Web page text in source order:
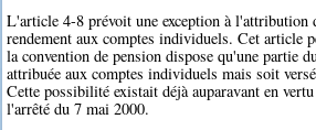
L'article 4-8 prévoit une exception à l'attribution
rendement aux comptes individuels. Cet article
la convention de pension dispose qu'une partie
attribuée aux comptes individuels mais soit
Cette possibilité existait déjà auparavant en
l'arrêté du 7 mai 2000.